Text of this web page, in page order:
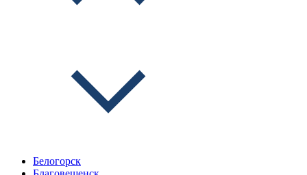
Белогорск